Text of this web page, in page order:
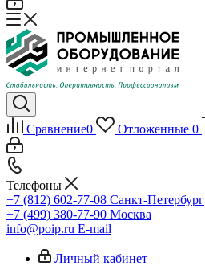
Сравнение0 Отложенные 0
Телефоны
+7 (812) 602-77-08 Санкт-Петербург
+7 (499) 380-77-90 Москва
info@poip.ru E-mail
Личный кабинет